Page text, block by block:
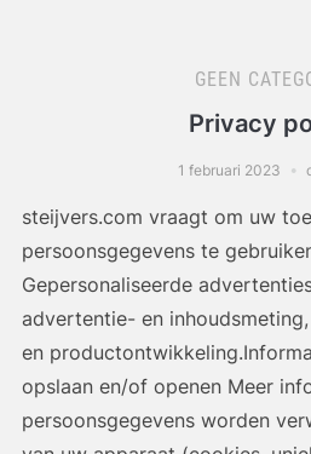
GEEN
Privacy
1 februari 2023
steijvers.com vraagt om uw
persoonsgegevens te
Gepersonaliseerde
advertentie- en
en
opslaan en/of openen Meer
persoonsgegevens worden